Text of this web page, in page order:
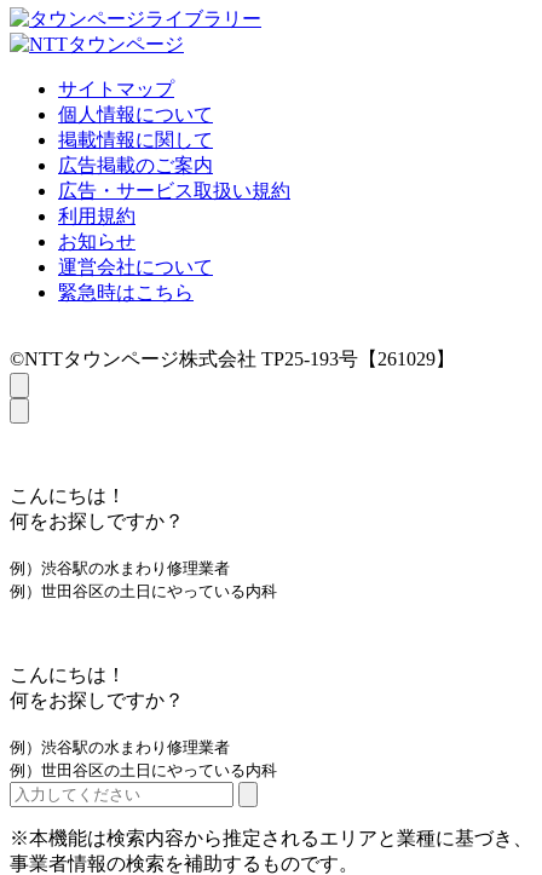
サイトマップ
個人情報について
掲載情報に関して
広告掲載のご案内
広告・サービス取扱い規約
利用規約
お知らせ
運営会社について
緊急時はこちら
©NTTタウンページ株式会社 TP25-193号【261029】
こんにちは！
何をお探しですか？
例）渋谷駅の水まわり修理業者
例）世田谷区の土日にやっている内科
こんにちは！
何をお探しですか？
例）渋谷駅の水まわり修理業者
例）世田谷区の土日にやっている内科
※本機能は検索内容から推定されるエリアと業種に基づき、
事業者情報の検索を補助するものです。